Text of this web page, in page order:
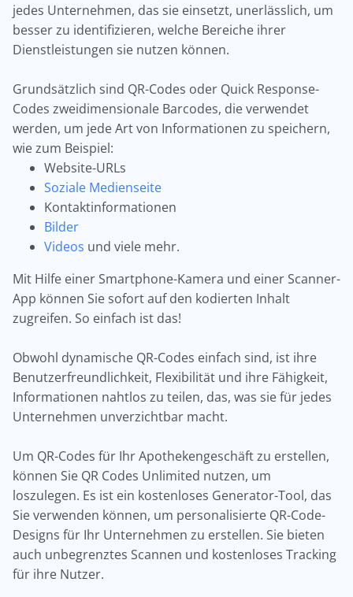
jedes Unternehmen, das sie einsetzt, unerlässlich, um
besser zu identifizieren, welche Bereiche ihrer
Dienstleistungen sie nutzen können.
Grundsätzlich sind QR-Codes oder Quick Response-
Codes zweidimensionale Barcodes, die verwendet
werden, um jede Art von Informationen zu speichern,
wie zum Beispiel:
Website-URLs
Soziale Medienseite
Kontaktinformationen
Bilder
Videos und viele mehr.
Mit Hilfe einer Smartphone-Kamera und einer Scanner-
App können Sie sofort auf den kodierten Inhalt
zugreifen. So einfach ist das!
Obwohl dynamische QR-Codes einfach sind, ist ihre
Benutzerfreundlichkeit, Flexibilität und ihre Fähigkeit,
Informationen nahtlos zu teilen, das, was sie für jedes
Unternehmen unverzichtbar macht.
Um QR-Codes für Ihr Apothekengeschäft zu erstellen,
können Sie QR Codes Unlimited nutzen, um
loszulegen. Es ist ein kostenloses Generator-Tool, das
Sie verwenden können, um personalisierte QR-Code-
Designs für Ihr Unternehmen zu erstellen. Sie bieten
auch unbegrenztes Scannen und kostenloses Tracking
für ihre Nutzer.